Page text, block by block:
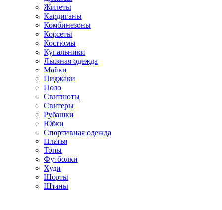
Жилеты
Кардиганы
Комбинезоны
Корсеты
Костюмы
Купальники
Лыжная одежда
Майки
Пиджаки
Поло
Свитшоты
Свитеры
Рубашки
Юбки
Спортивная одежда
Платья
Топы
Футболки
Худи
Шорты
Штаны